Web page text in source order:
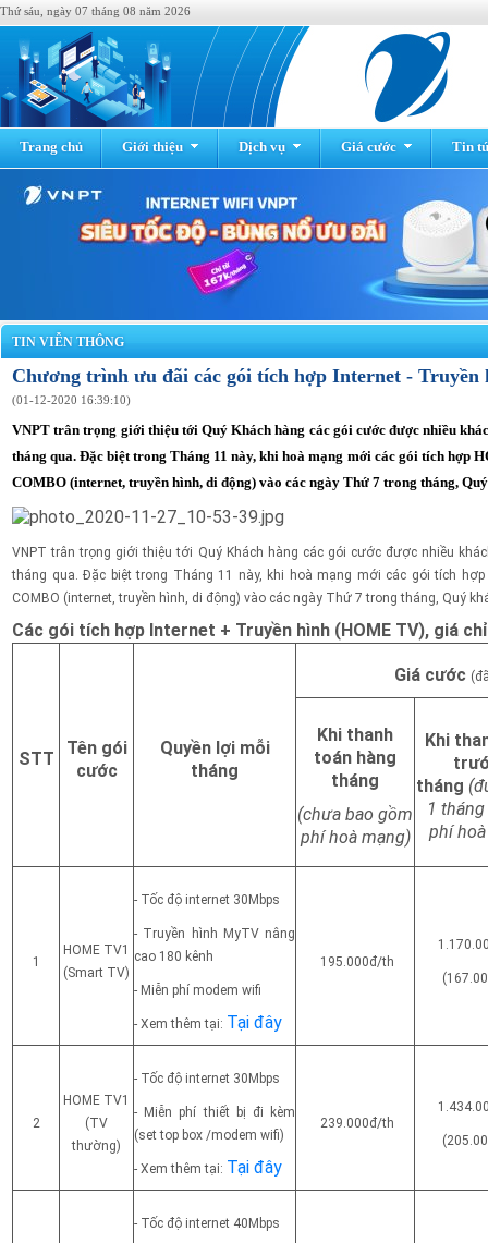
Thứ sáu, ngày 07 tháng 08 năm 2026
Trang chủ Giới thiệu Dịch vụ Giá cước Tin
TIN VIỄN THÔNG
Chương trình ưu đãi các gói tích hợp Internet - Truyền
(01-12-2020 16:39:10)
VNPT trân trọng giới thiệu tới Quý Khách hàng các gói cước được nhiều
tháng qua. Đặc biệt trong Tháng 11 này, khi hoà mạng mới các gói tích hợp
COMBO (internet, truyền hình, di động) vào các ngày Thứ 7 trong tháng,
VNPT trân trọng giới thiệu tới Quý Khách hàng các gói cước được nhiều
tháng qua. Đặc biệt trong Tháng 11 này, khi hoà mạng mới các gói tích hợp
COMBO (internet, truyền hình, di động) vào các ngày Thứ 7 trong tháng, Quý
Các gói tích hợp Internet + Truyền hình (HOME TV), giá
STT
Tên gói
cước
Quyền lợi mỗi
tháng
Giá cước
Khi thanh
toán hàng
tháng
(chưa bao gồm
phí hoà mạng)
Khi
tháng
1
phí
1
HOME TV1
(Smart TV)
- Tốc độ internet 30Mbps
- Truyền hình MyTV nâng
cao 180 kênh
- Miễn phí modem wifi
- Xem thêm tại: Tại đây
195.000đ/th
2
HOME TV1
(TV
thường)
- Tốc độ internet 30Mbps
- Miễn phí thiết bị đi kèm
(set top box /modem wifi)
- Xem thêm tại: Tại đây
239.000đ/th
- Tốc độ internet 40Mbps